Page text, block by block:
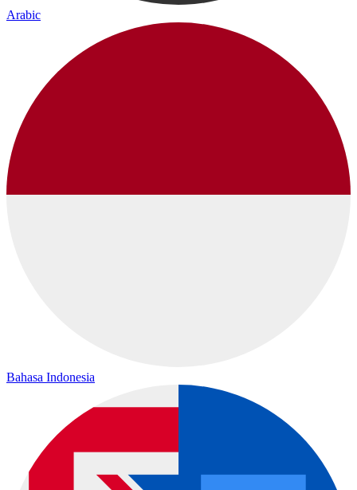
Arabic
Bahasa Indonesia